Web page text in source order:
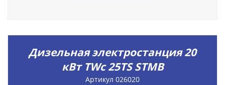
Дизельная электростанция 20
кВт TWc 25TS STMB
Артикул 026020